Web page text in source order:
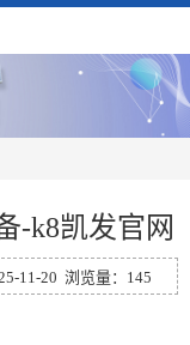
-k8凯发官网
11-20 浏览量：145